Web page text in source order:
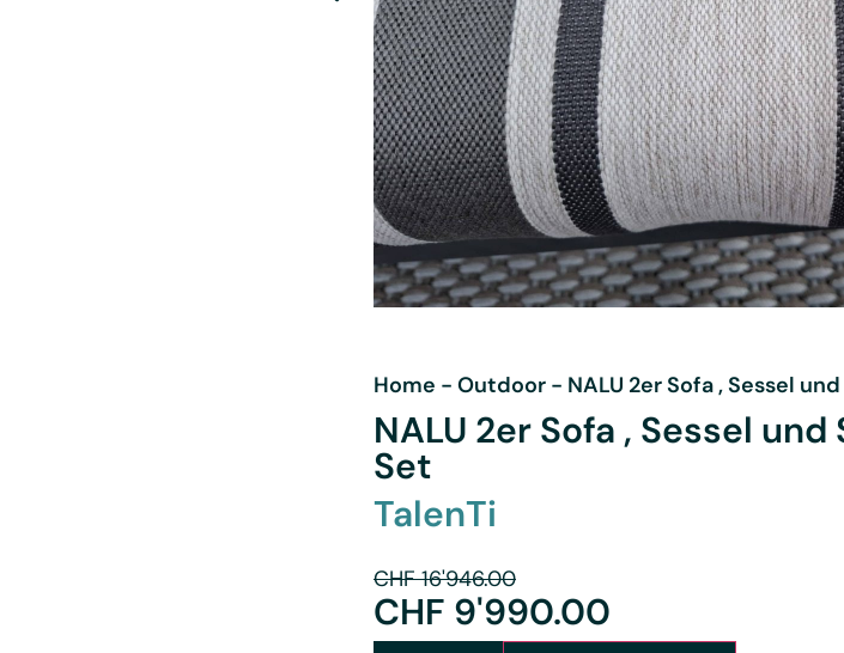
Home - Outdoor - NALU 2er Sofa , Sessel
NALU 2er Sofa , Sessel
Set
TalenTi
CHF16'946.00
CHF 9'990.00